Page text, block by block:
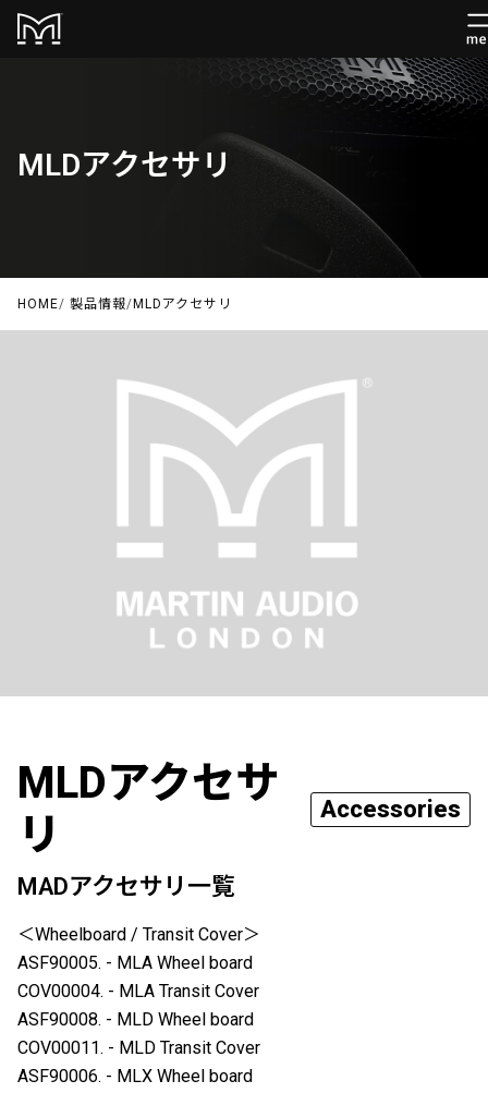
MLDアクセサリ
HOME/ 製品情報/ MLDアクセサリ
MLDアクセサ
リ
Accessories
MADアクセサリ一覧
＜Wheelboard / Transit Cover＞
ASF90005. - MLA Wheel board
COV00004. - MLA Transit Cover
ASF90008. - MLD Wheel board
COV00011. - MLD Transit Cover
ASF90006. - MLX Wheel board